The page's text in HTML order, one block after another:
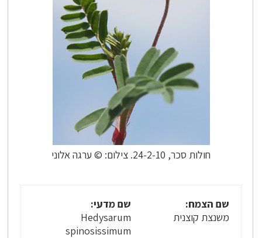
חולות סכר, 24-2-10. צילום: © ערגה אלוני
שם הצמח:
משנצת קוצנית
שם מדעי:
Hedysarum
spinosissimum